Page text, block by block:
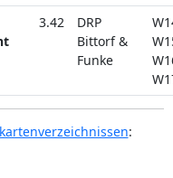
3.42
DRP
Bittorf &
Funke
: